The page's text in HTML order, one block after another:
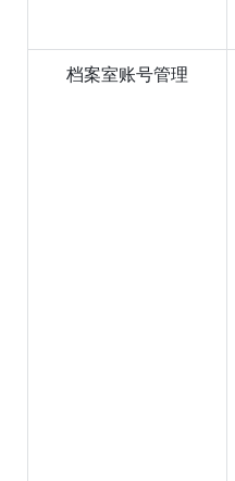
档案室账号管理